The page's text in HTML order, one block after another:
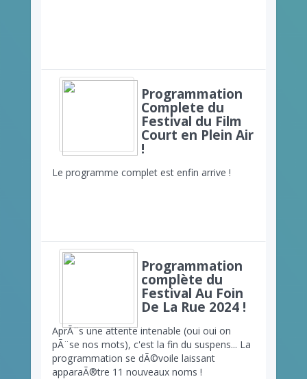
Programmation
Complete du
Festival du Film
Court en Plein Air
!
Le programme complet est enfin arrive !
Programmation
complète du
Festival Au Foin
De La Rue 2024 !
AprÃ¨s une attente intenable (oui oui on
pÃ¨se nos mots), c'est la fin du suspens... La
programmation se dÃ©voile laissant
apparaÃ®tre 11 nouveaux noms !